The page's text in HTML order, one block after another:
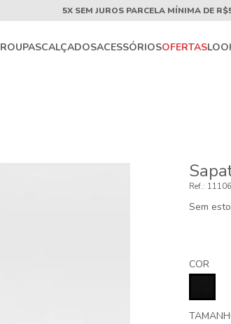
5X SEM JUROS PARCELA MÍNIMA DE
ROUPASCALÇADOSACESSÓRIOSOFERTAS
Sem
COR